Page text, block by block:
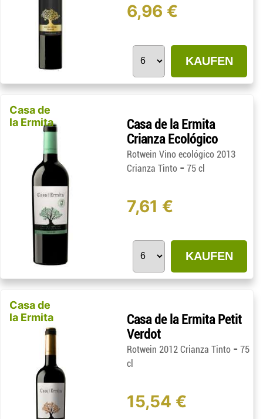
6,96 €
KAUFEN
Casa de
la Ermita
Casa de la Ermita
Crianza Ecológico
Rotwein Vino ecológico 2013
Crianza Tinto -75 cl
7,61 €
KAUFEN
Casa de
la Ermita
Casa de la Ermita Petit
Verdot
Rotwein 2012 Crianza Tinto -75
cl
15,54 €